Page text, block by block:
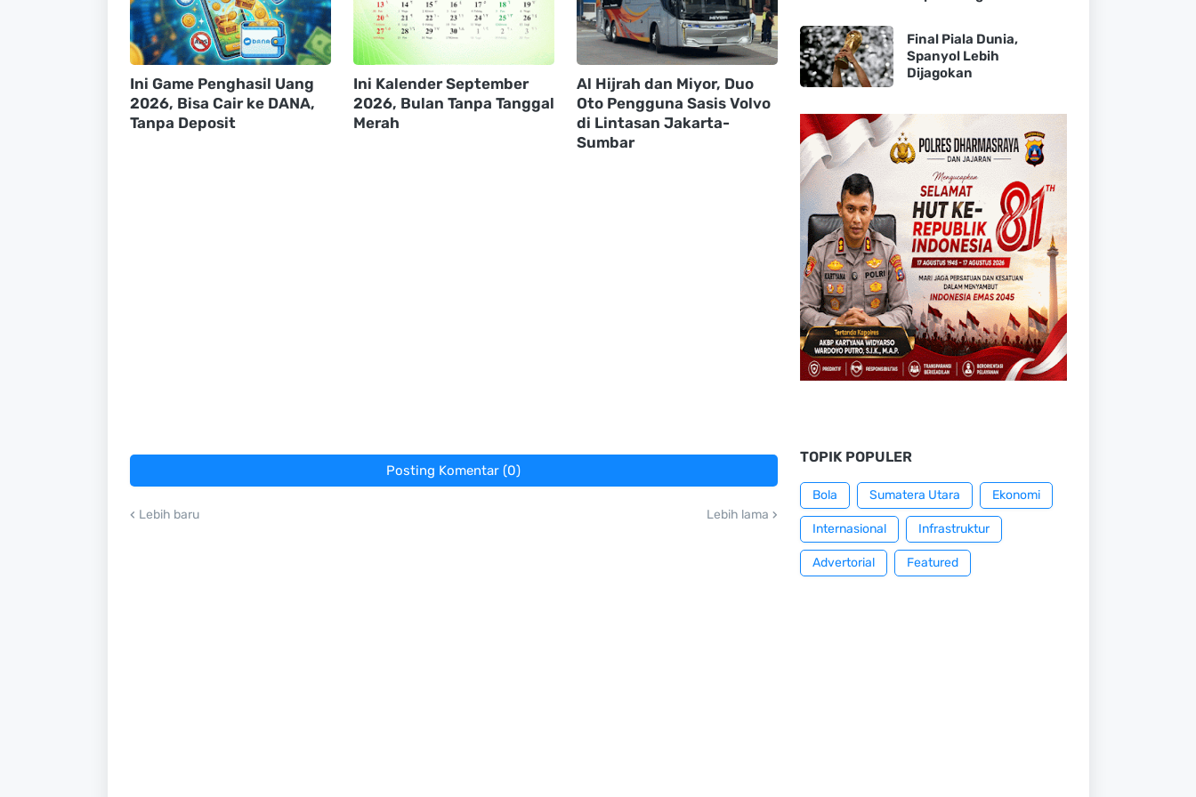
Ini Game Penghasil Uang
2026, Bisa Cair ke DANA,
Tanpa Deposit
Ini Kalender September
2026, Bulan Tanpa Tanggal
Merah
Al Hijrah dan Miyor, Duo
Oto Pengguna Sasis Volvo
di Lintasan Jakarta-
Sumbar
Posting Komentar (0)
Lebih baru Lebih lama
Final Piala Dunia,
Spanyol Lebih
Dijagokan
TOPIK POPULER
Bola Sumatera Utara Ekonomi
Internasional Infrastruktur
Advertorial Featured